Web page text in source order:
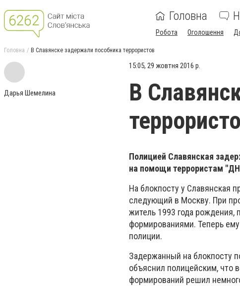
Головна
Робота Оголошення
Головна В Славянске задержали пособника террористов
Дарья Шемелина
15:05, 29 жовтня 2016 р.
В
Полицией Славянская
на помощи террористам
На блокпосту у Славянская
следующий в Москву. При
житель 1993 года рождения,
формированиями. Теперь
полиции.
Задержанный на блокпосту
объяснил полицейским, что
формирований решил